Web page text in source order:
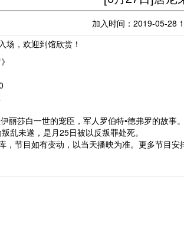
加入时间：2019-05-
场，欢迎到馆欣赏！
丽莎白一世的宠臣，军人罗伯特•德弗罗的故
乱未遂，是月25日被以反叛罪处死。
节目如有变动，以当天播映为准。更多节目